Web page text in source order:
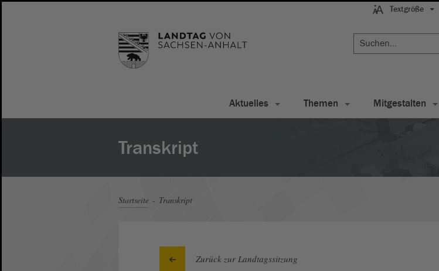
Textgröße
Aktuelles Themen Mitgestalten
Transkript
Startseite Transkript
Zurück zur Landtagssitzung